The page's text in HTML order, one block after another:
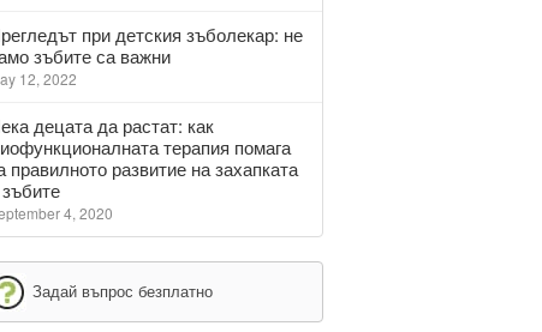
при детския зъболекар: не
зъбите са важни
12, 2022
децата да растат: как
терапия помага
правилното развитие на захапката
4, 2020
Задай въпрос безплатно